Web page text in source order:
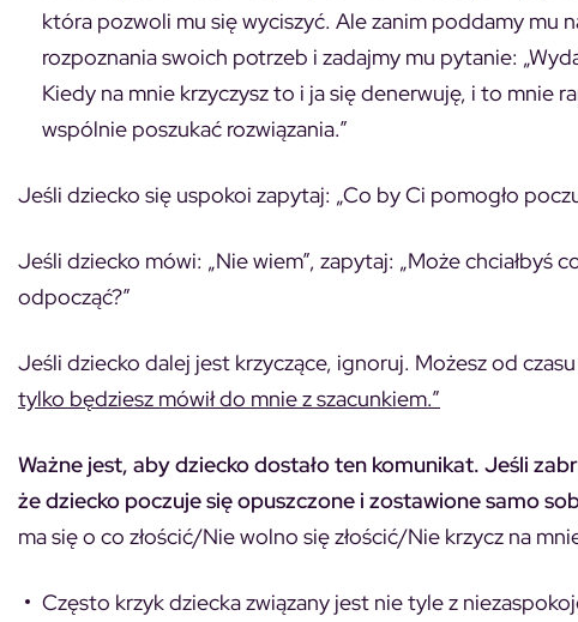
która pozwoli mu się wyciszyć. Ale zanim poddamy mu
rozpoznania swoich potrzeb i zadajmy mu pytanie:
Kiedy na mnie krzyczysz to i ja się denerwuję, i to mnie
wspólnie poszukać rozwiązania.”
Jeśli dziecko się uspokoi zapytaj: „Co by Ci pomogło
Jeśli dziecko mówi: „Nie wiem”, zapytaj: „Może chciałbyś
odpocząć?”
Jeśli dziecko dalej jest krzyczące, ignoruj. Możesz od
tylko będziesz mówił do mnie z szacunkiem.”
Ważne jest, aby dziecko dostało ten komunikat. Jeśli
że dziecko poczuje się opuszczone i zostawione samo
ma się o co złościć/Nie wolno się złościć/Nie krzycz na
Często krzyk dziecka związany jest nie tyle z